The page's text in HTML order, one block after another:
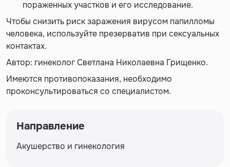
пораженных участков и его исследование.
Чтобы снизить риск заражения вирусом папилломы
человека, используйте презерватив при сексуальных
контактах.
Автор: гинеколог Светлана Николаевна Грищенко.
Имеются противопоказания, необходимо
проконсультироваться со специалистом.
Направление
Акушерство и гинекология